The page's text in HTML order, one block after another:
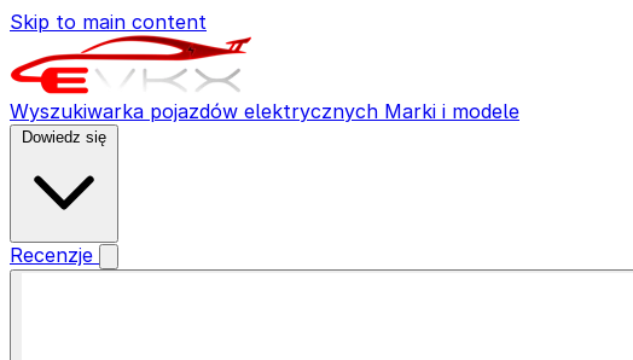
Skip to main content
Wyszukiwarka pojazdów elektrycznych Marki i modele
Dowiedz się
Recenzje